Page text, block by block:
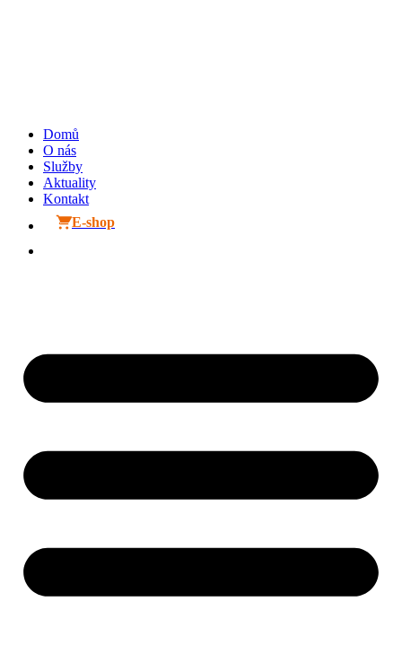
Domů
O nás
Služby
Aktuality
Kontakt
E-shop